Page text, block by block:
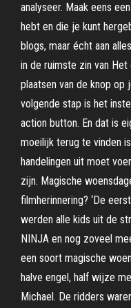
analyseer. Maak eens
hebt en die je kunt
blogs, maar écht aan
in de ruimste zin van
plaatsen van de knop op
volgende stap is het
action button. En dat is
moeilijk terug te vinden
handelingen uit moet
zijn. Magische
filmherinnering? ‘De
werden alle kids uit de
NINJA en nog zoveel
een soort magische
halve engel, half wijze
Michael. De ridders